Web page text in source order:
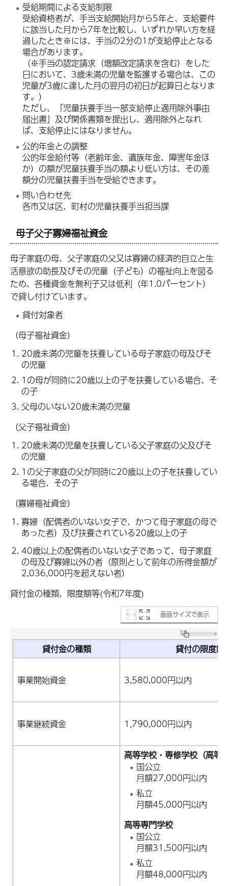
受給期間による支給制限
受給資格者が、手当支給開始月から5年と、支給要件
に該当した月から7年を比較し、いずれか早い方を経
過したとき※には、手当の2分の1が支給停止となる
場合があります。
（※手当の認定請求（増額改定請求を含む）をした
日において、3歳未満の児童を監護する場合は、この
児童が3歳に達した月の翌月の初日が起算日となりま
す。）
ただし、「児童扶養手当一部支給停止適用除外事由
届出書」及び関係書類を提出し、適用除外となれ
ば、支給停止にはなりません。
公的年金との調整
公的年金給付等（老齢年金、遺族年金、障害年金ほ
か）の額が児童扶養手当の額より低い方は、その差
額分の児童扶養手当を受給できます。
問い合わせ先
各市又は区、町村の児童扶養手当担当課
母子父子寡婦福祉資金
母子家庭の母、父子家庭の父又は寡婦の経済的自立と生
活意欲の助長及びその児童（子ども）の福祉向上を図る
ため、各種資金を無利子又は低利（年1.0パーセント）
で貸し付けています。
貸付対象者
（母子福祉資金）
20歳未満の児童を扶養している母子家庭の母及びそ
の児童
1の母が同時に20歳以上の子を扶養している場合、そ
の子
父母のいない20歳未満の児童
（父子福祉資金）
20歳未満の児童を扶養している父子家庭の父及びそ
の児童
1の父子家庭の父が同時に20歳以上の子を扶養してい
る場合、その子
（寡婦福祉資金）
寡婦（配偶者のいない女子で、かつて母子家庭の母で
あった者）及び扶養されている20歳以上の子
40歳以上の配偶者のいない女子であって、母子家庭
の母及び寡婦以外の者（原則として前年の所得金額が
2,036,000円を超えない者）
貸付金の種類、限度額等(令和7年度)
画面サイズで表示
貸付金の種類 貸付の限度額
事業開始資金 3,580,000円以内
事業継続資金 1,790,000円以内
高等学校・専修学校（高等
国公立
月額27,000円以内
私立
月額45,000円以内
高等専門学校
国公立
月額31,500円以内
私立
月額48,000円以内